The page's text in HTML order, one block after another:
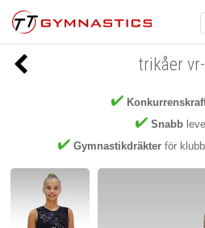
Snabb
Gymnastikdräkter för
trikåer